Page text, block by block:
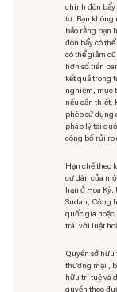
chính đòn bẩy
tư. Bạn không
bảo rằng bạn
đòn bẩy có
có thể giảm
hơn số tiền
kết quả trong
nghiệm, mục
nếu cần thiết.
phép sử dụng
pháp lý tại
công bố rủi ro
Hạn chế theo
cư dân của
hạn ở Hoa
Sudan, Cộng
quốc gia hoặc
trái với luật
Quyền sở
thương mại ,
hữu trí tuệ và
quyền theo